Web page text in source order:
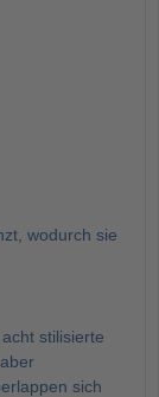
wodurch sie
stilisierte
sich